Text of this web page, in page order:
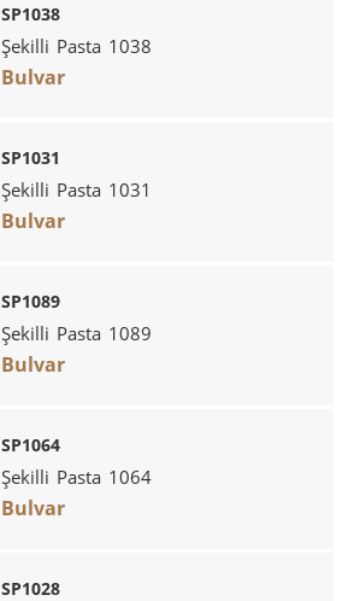
SP1038
Şekilli Pasta 1038
Bulvar
SP1031
Şekilli Pasta 1031
Bulvar
SP1089
Şekilli Pasta 1089
Bulvar
SP1064
Şekilli Pasta 1064
Bulvar
SP1028